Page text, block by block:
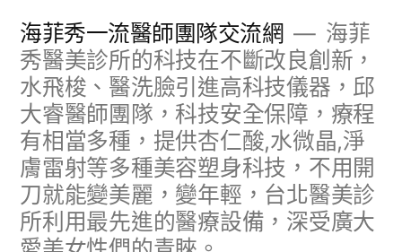
海菲秀一流醫師團隊交流網
海菲
秀醫美診所的科技在不斷改良創新，
水飛梭、醫洗臉引進高科技儀器，邱
大睿醫師團隊，科技安全保障，療程
有相當多種，提供杏仁酸,水微晶,淨
膚雷射等多種美容塑身科技，不用開
刀就能變美麗，變年輕，台北醫美診
所利用最先進的醫療設備，深受廣大